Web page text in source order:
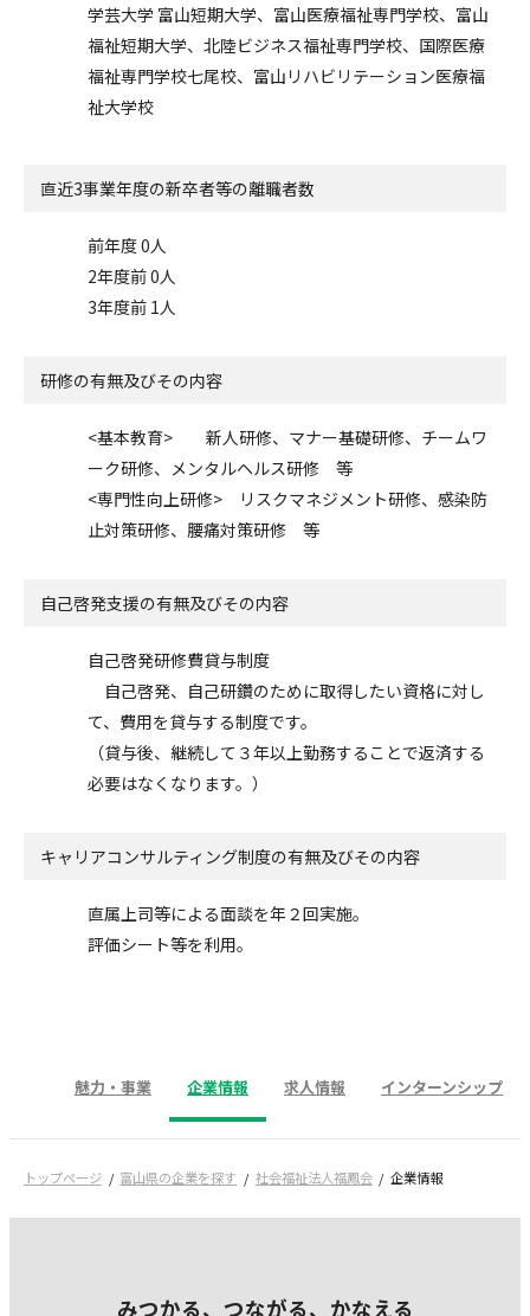
学芸大学 富山短期大学、富山医療福祉専門学校、富山
福祉短期大学、北陸ビジネス福祉専門学校、国際医療
福祉専門学校七尾校、富山リハビリテーション医療福
祉大学校
直近3事業年度の新卒者等の離職者数
前年度 0人
2年度前 0人
3年度前 1人
研修の有無及びその内容
<基本教育> 新人研修、マナー基礎研修、チームワ
ーク研修、メンタルヘルス研修 等
<専門性向上研修> リスクマネジメント研修、感染防
止対策研修、腰痛対策研修 等
自己啓発支援の有無及びその内容
自己啓発研修費貸与制度
自己啓発、自己研鑽のために取得したい資格に対し
て、費用を貸与する制度です。
（貸与後、継続して３年以上勤務することで返済する
必要はなくなります。）
キャリアコンサルティング制度の有無及びその内容
直属上司等による面談を年２回実施。
評価シート等を利用。
魅力・事業 企業情報 求人情報 インターンシップ
トップページ 富山県の企業を探す 社会福祉法人福鳳会 企業情報
みつかる、つながる、かなえる